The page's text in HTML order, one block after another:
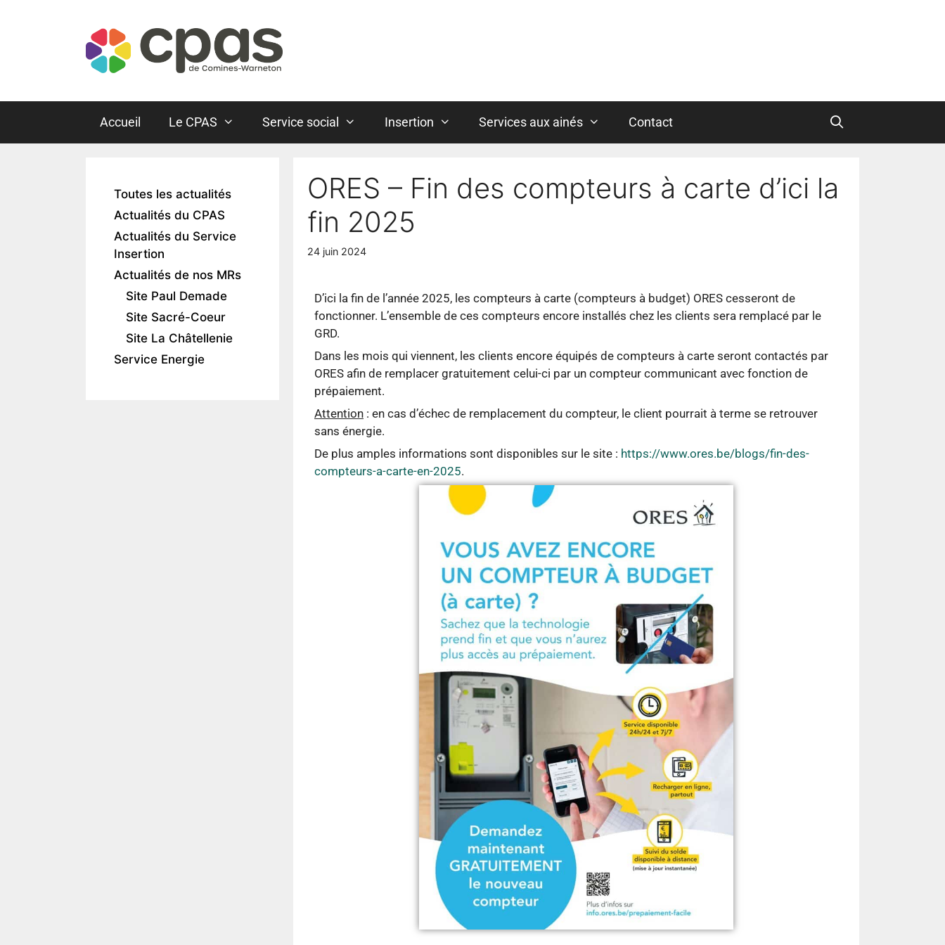
Accueil Le CPAS Service social Insertion Services aux ainés Contact
ORES – Fin des compteurs à carte d’ici la
fin 2025
24 juin 2024
D’ici la fin de l’année 2025, les compteurs à carte (compteurs à budget) ORES cesseront de
fonctionner. L’ensemble de ces compteurs encore installés chez les clients sera remplacé par le
GRD.
Dans les mois qui viennent, les clients encore équipés de compteurs à carte seront contactés par
ORES afin de remplacer gratuitement celui-ci par un compteur communicant avec fonction de
prépaiement.
Attention : en cas d’échec de remplacement du compteur, le client pourrait à terme se retrouver
sans énergie.
De plus amples informations sont disponibles sur le site : https://www.ores.be/blogs/fin-des-
compteurs-a-carte-en-2025.
Toutes les actualités
Actualités du CPAS
Actualités du Service
Insertion
Actualités de nos MRs
Site Paul Demade
Site Sacré-Coeur
Site La Châtellenie
Service Energie